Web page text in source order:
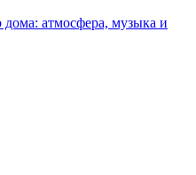
атмосфера, музыка и